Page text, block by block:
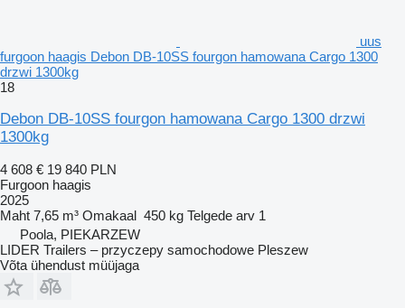
uus
furgoon haagis Debon DB-10SS fourgon hamowana Cargo 1300
drzwi 1300kg
18
Debon DB-10SS fourgon hamowana Cargo 1300 drzwi
1300kg
4 608 € 19 840 PLN
Furgoon haagis
2025
Maht 7,65 m³ Omakaal 450 kg Telgede arv 1
Poola, PIEKARZEW
LIDER Trailers – przyczepy samochodowe Pleszew
Võta ühendust müüjaga